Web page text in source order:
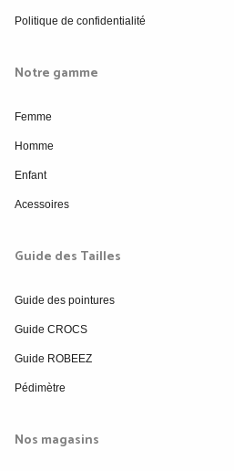
Politique de confidentialité
Notre gamme
Femme
Homme
Enfant
Acessoires
Guide des Tailles
Guide des pointures
Guide CROCS
Guide ROBEEZ
Pédimètre
Nos magasins